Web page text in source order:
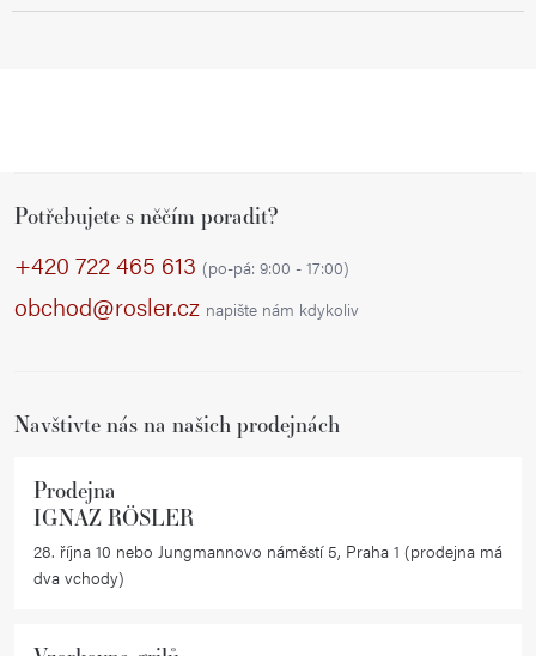
Potřebujete s něčím poradit?
+420 722 465 613 (po-pá: 9:00 - 17:00)
obchod@rosler.cz napište nám kdykoliv
Navštivte nás na našich prodejnách
Prodejna
IGNAZ RÖSLER
28. října 10 nebo Jungmannovo náměstí 5, Praha 1 (prodejna má
dva vchody)